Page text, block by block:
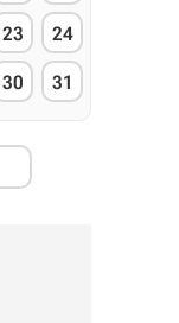
23 24
30 31